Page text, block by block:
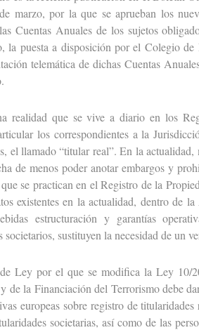
marzo, por la que se aprueban los
Cuentas Anuales de los sujetos
la puesta a disposición por el Colegio
telemática de dichas Cuentas
que se vive a diario en los
los correspondientes a la
el llamado “titular real”. En la actualidad,
de menos poder anotar embargos y
se practican en el Registro de la
existentes en la actualidad, dentro de
estructuración y garantías
societarios, sustituyen la necesidad de un
por el que se modifica la Ley 10/
de la Financiación del Terrorismo debe
europeas sobre registro de
societarias, así como de las